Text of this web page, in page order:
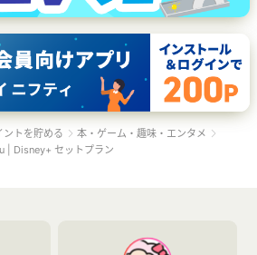
トを貯める
本・ゲーム・趣味・エンタメ
| Disney+ セットプラン